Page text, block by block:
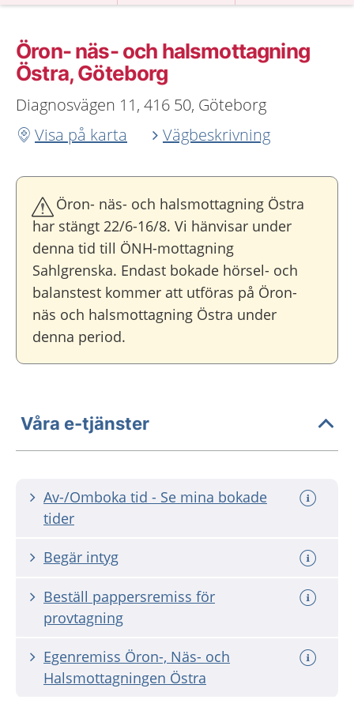
Öron- näs- och halsmottagning
Östra, Göteborg
Diagnosvägen 11, 416 50, Göteborg
Visa på karta
Vägbeskrivning
Öron- näs- och halsmottagning Östra
har stängt 22/6-16/8. Vi hänvisar under
denna tid till ÖNH-mottagning
Sahlgrenska. Endast bokade hörsel- och
balanstest kommer att utföras på Öron-
näs och halsmottagning Östra under
denna period.
Våra e-tjänster
Av-/Omboka tid - Se mina bokade
tider
Begär intyg
Beställ pappersremiss för
provtagning
Egenremiss Öron-, Näs- och
Halsmottagningen Östra